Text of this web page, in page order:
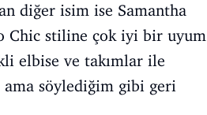
diğer isim ise Samantha
Chic stiline çok iyi bir uyum
elbise ve takımlar ile
söylediğim gibi geri